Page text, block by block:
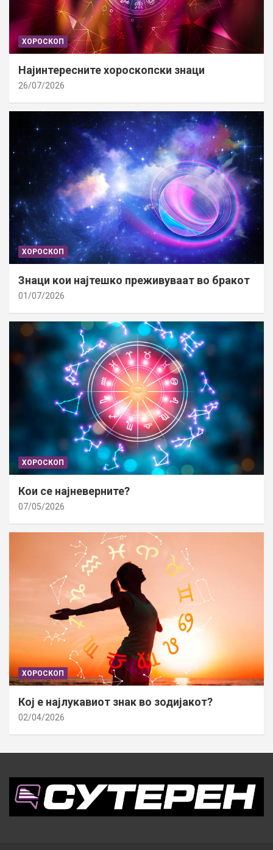
ХОРОСКОП
Најинтересните хороскопски знаци
26/07/2026
ХОРОСКОП
Знаци кои најтешко преживуваат во бракот
01/07/2026
ХОРОСКОП
Кои се најневерните?
07/05/2026
ХОРОСКОП
Кој е најлукавиот знак во зодијакот?
02/04/2026